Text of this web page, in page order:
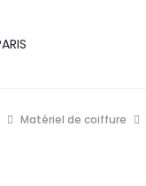
Matériel de coiffure